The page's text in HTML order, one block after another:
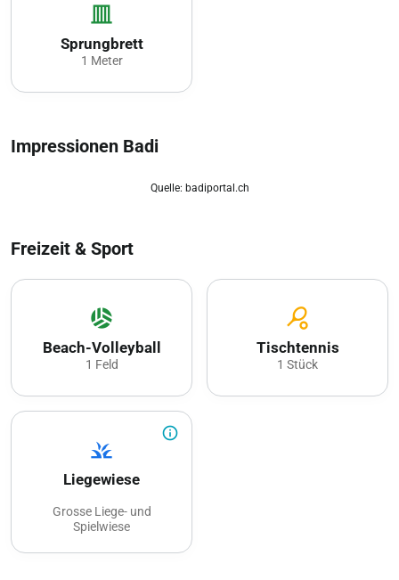
vertical_shades_closed
Sprungbrett
1 Meter
Impressionen Badi
Quelle: badiportal.ch
Freizeit & Sport
sports_volleyball
Beach-Volleyball
1 Feld
sports_tennis
Tischtennis
1 Stück
info_outline
grass
Liegewiese
Grosse Liege- und
Spielwiese